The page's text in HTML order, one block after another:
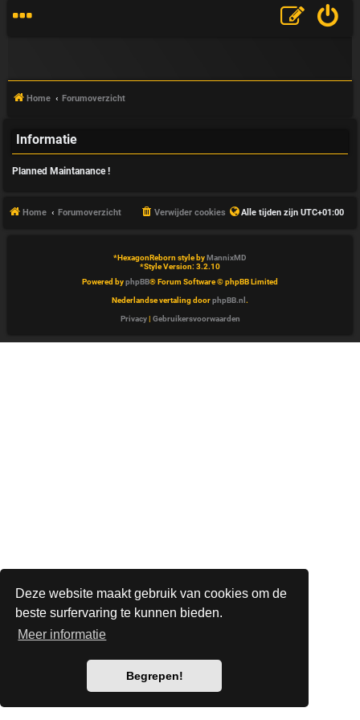
Deze website maakt gebruik van cookies om de
beste surfervaring te kunnen bieden.
Meer informatie
Begrepen!
V
A
Home Forumoverzicht
Informatie
Planned Maintanance !
Home Forumoverzicht Alle tijden zijn UTC+01:00
Verwijder cookies
*HexagonReborn style byMannixMD
*Style Version: 3.2.10
Powered byphpBB® Forum Software © phpBB Limited
Nederlandse vertaling doorphpBB.nl .
Privacy| Gebruikersvoorwaarden